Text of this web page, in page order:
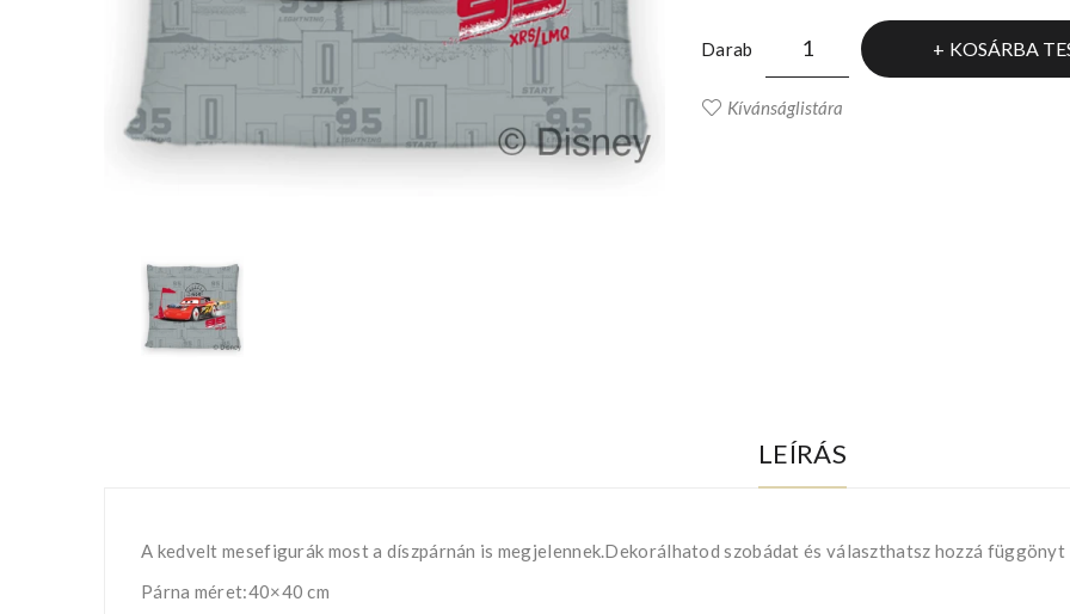
Darab KOSÁRBA
Kívánságlistára
LEÍRÁS
A kedvelt mesefigurák most a díszpárnán is megjelennek.Dekorálhatod szobádat és választhatsz hozzá függönyt
Párna méret:40×40 cm